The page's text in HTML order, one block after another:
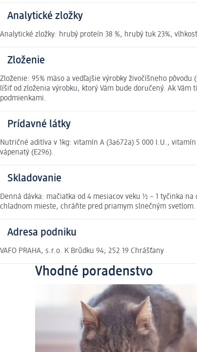
Analytické zložky
Analytické zložky: hrubý proteín 38 %, hrubý tuk 23%,
Zloženie
Zloženie: 95% mäso a vedľajšie výrobky živočíšneho
líšiť od zloženia výrobku, ktorý Vám bude doručený. Ak
podmienkami.
Prídavné látky
Nutričné aditíva v 1kg: vitamín A (3a672a) 5 000 I.U.,
vápenatý (E296).
Skladovanie
Denná dávka: mačiatka od 4 mesiacov veku ½ – 1 tyčinka
chladnom mieste, chráňte pred priamym slnečným
Adresa podniku
VAFO PRAHA, s.r.o. K Brůdku 94; 252 19 Chrášťany
Vhodné poradenstvo